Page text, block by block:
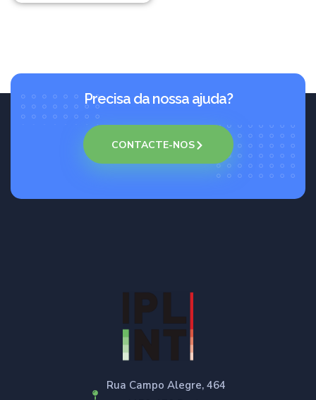
Precisa da nossa ajuda?
CONTACTE-NOS
Rua Campo Alegre, 464